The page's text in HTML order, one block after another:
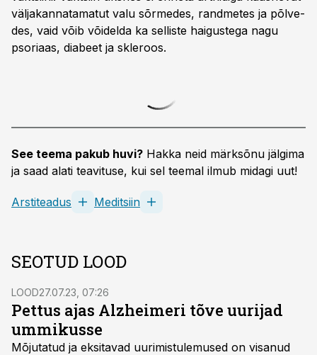
välja­kannatamatut valu sõrmedes, randmetes ja põlve­
des, vaid võib võidelda ka selliste haigustega nagu
psoriaas, diabeet ja skleroos.
See teema pakub huvi? Hakka neid märksõnu jälgima
ja saad alati teavituse, kui sel teemal ilmub midagi uut!
Arstiteadus Meditsiin
SEOTUD LOOD
LOOD27.07.23, 07:26
Pettus ajas Alzheimeri tõve uurijad
ummikusse
Mõjutatud ja eksitavad uurimistulemused on visanud